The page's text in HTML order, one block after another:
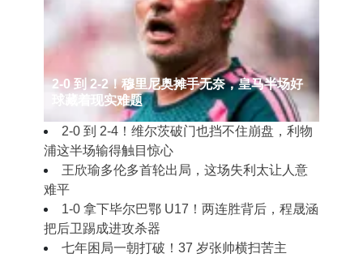
2‑0 到 2‑2！穆里尼奥摊手无奈，皇马半场好
球藏着现实难题
2‑0 到 2‑4！维尔茨破门也挡不住崩盘，利物
浦这半场输得触目惊心
王欣瑜多伦多首轮出局，这场失利太让人意
难平
1‑0 拿下毕尔巴鄂 U17！两连胜背后，程晟涵
把后卫踢成进攻杀器
七年困局一朝打破！37 岁张帅横扫苦主